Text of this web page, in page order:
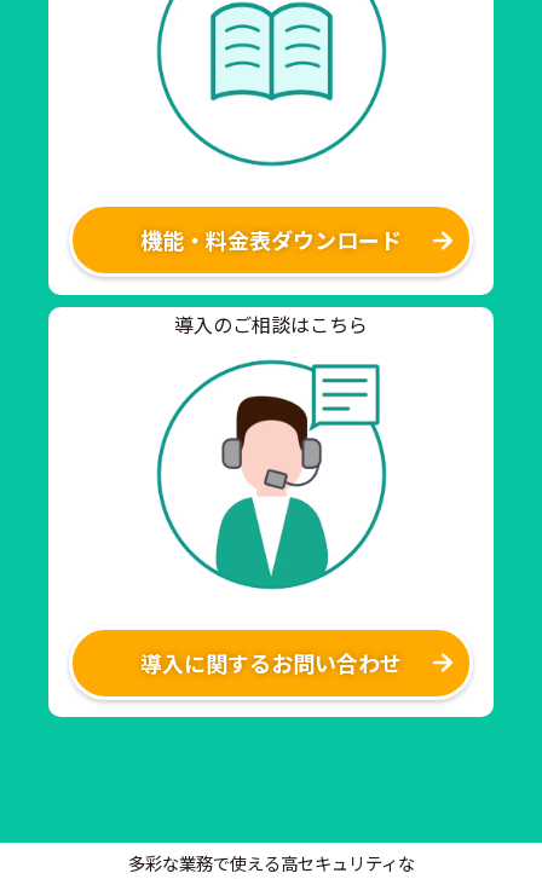
機能・料金表ダウンロード
導入のご相談はこちら
導入に関するお問い合わせ
多彩な業務で使える高セキュリティな